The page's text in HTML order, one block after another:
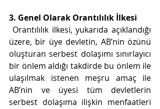
3. Genel Olarak Orantılılık İlkesi
üzere, bir üye devletin, AB’nin özünü
oluşturan serbest dolaşımı sınırlayıcı
bir önlem aldığı takdirde bu önlem ile
ulaşılmak istenen meşru amaç ile
AB’nin ve üyesi tüm devletlerin
serbest dolaşıma ilişkin menfaatleri